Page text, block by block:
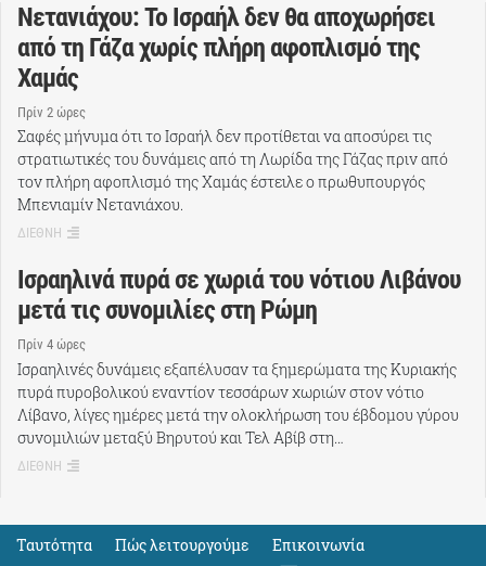
Νετανιάχου: Το Ισραήλ δεν θα αποχωρήσει
από τη Γάζα χωρίς πλήρη αφοπλισμό της
Χαμάς
Πρίν 2 ώρες
Σαφές μήνυμα ότι το Ισραήλ δεν προτίθεται να αποσύρει τις
στρατιωτικές του δυνάμεις από τη Λωρίδα της Γάζας πριν από
τον πλήρη αφοπλισμό της Χαμάς έστειλε ο πρωθυπουργός
Μπενιαμίν Νετανιάχου.
ΔΙΕΘΝΗ
Ισραηλινά πυρά σε χωριά του νότιου Λιβάνου
μετά τις συνομιλίες στη Ρώμη
Πρίν 4 ώρες
Ισραηλινές δυνάμεις εξαπέλυσαν τα ξημερώματα της Κυριακής
πυρά πυροβολικού εναντίον τεσσάρων χωριών στον νότιο
Λίβανο, λίγες ημέρες μετά την ολοκλήρωση του έβδομου γύρου
συνομιλιών μεταξύ Βηρυτού και Τελ Αβίβ στη…
ΔΙΕΘΝΗ
Ταυτότητα Πώς λειτουργούμε
Eπικοινωνία